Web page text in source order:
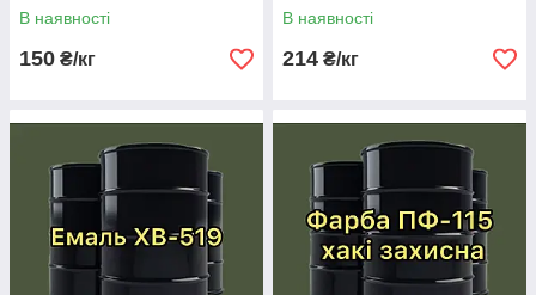
В наявності
150 ₴/кг
В наявності
214 ₴/кг